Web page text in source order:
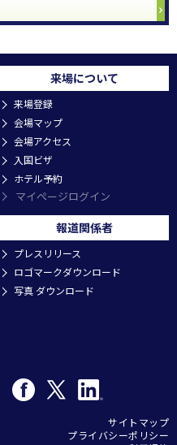
来場について
来場登録
会場マップ
会場アクセス
入国ビザ
ホテル予約
マイページログイン
報道関係者
プレスリリース
ロゴマークダウンロード
写真 ダウンロード
サイトマップ
プライバシーポリシー